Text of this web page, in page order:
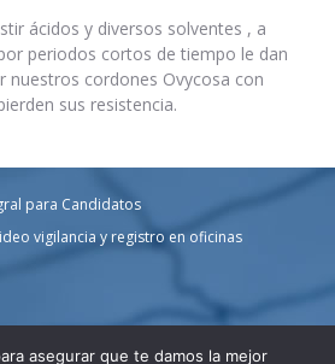
ácidos y diversos solventes , a
periodos cortos de tiempo le dan
nuestros cordones Ovycosa con
sus resistencia.
para Candidatos
vigilancia y registro en oficinas
asegurar que te damos la mejor